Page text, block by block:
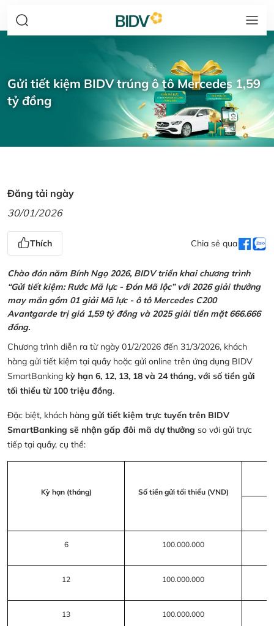
Gửi tiết kiệm BIDV trúng ô tô Mercedes 1,59
tỷ đồng
Đăng tải ngày
30/01/2026
Thích Chia sẻ qua
Chào đón năm Bính Ngọ 2026, BIDV triển khai chương trình
“Gửi tiết kiệm: Rước Mã lực - Đón Mã lộc” với 2026 giải thưởng
may mắn gồm 01 giải Mã lực - ô tô Mercedes C200
Avantgarde trị giá 1,59 tỷ đồng và 2025 giải tiền mặt 666.666
đồng.
Chương trình diễn ra từ ngày 01/2/2026 đến 31/3/2026, khách
hàng gửi tiết kiệm tại quầy hoặc gửi online trên ứng dụng BIDV
SmartBanking kỳ hạn 6, 12, 13, 18 và 24 tháng, với số tiền gửi
tối thiểu từ 100 triệu đồng.
Đặc biệt, khách hàng gửi tiết kiệm trực tuyến trên BIDV
SmartBanking sẽ nhận gấp đôi mã dự thưởng so với gửi trực
tiếp tại quầy, cụ thể:
Kỳ hạn (tháng) Số tiền gửi tối thiểu (VND)
6 100.000.000
12 100.000.000
13 100.000.000